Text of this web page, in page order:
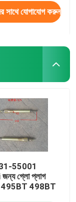
সাথে যোগাযোগ করুন
55001
গ্লো প্লাগ
498BT